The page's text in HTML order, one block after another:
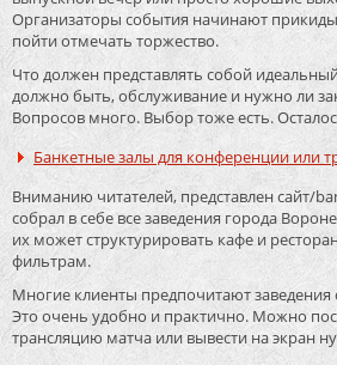
Организаторы события начинают
пойти отмечать торжество.
Что должен представлять собой
должно быть, обслуживание и нужно ли
Вопросов много. Выбор тоже есть.
Банкетные залы для конференции или
Вниманию читателей, представлен сайт/
собрал в себе все заведения города
их может структурировать кафе и
фильтрам.
Многие клиенты предпочитают заведения
Это очень удобно и практично. Можно
трансляцию матча или вывести на экран